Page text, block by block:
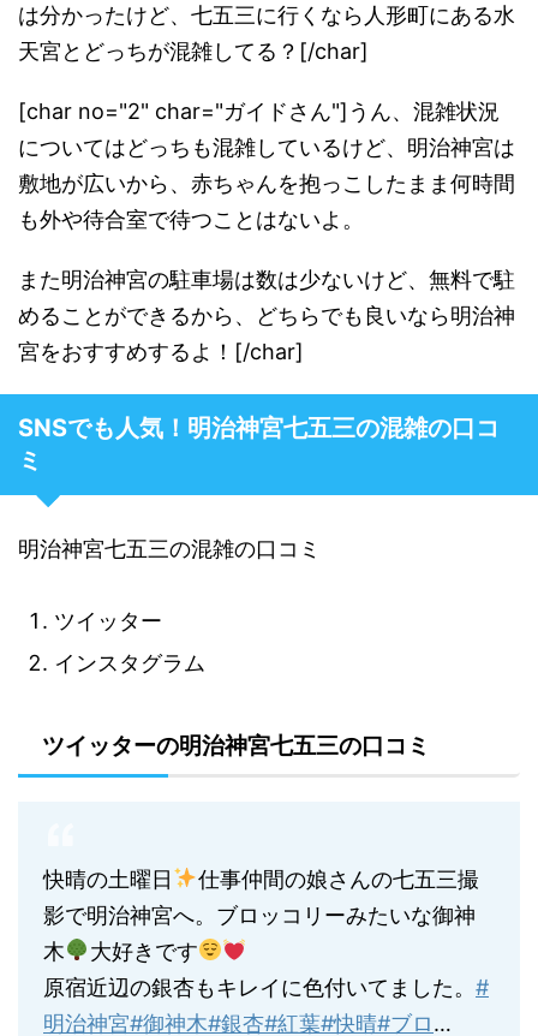
は分かったけど、七五三に行くなら人形町にある水
天宮とどっちが混雑してる？[/char]
[char no="2" char="ガイドさん"]うん、混雑状況
についてはどっちも混雑しているけど、明治神宮は
敷地が広いから、赤ちゃんを抱っこしたまま何時間
も外や待合室で待つことはないよ。
また明治神宮の駐車場は数は少ないけど、無料で駐
めることができるから、どちらでも良いなら明治神
宮をおすすめするよ！[/char]
SNSでも人気！明治神宮七五三の混雑の口コ
ミ
明治神宮七五三の混雑の口コミ
ツイッター
インスタグラム
ツイッターの明治神宮七五三の口コミ
快晴の土曜日
仕事仲間の娘さんの七五三撮
影で明治神宮へ。ブロッコリーみたいな御神
木
大好きです
原宿近辺の銀杏もキレイに色付いてました。 #
明治神宮#御神木#銀杏#紅葉#快晴#ブロ…